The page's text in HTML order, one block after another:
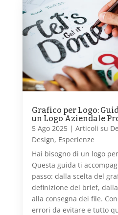
Grafico per Logo:
un Logo Aziendale
5 Ago 2025| Articoli su
Design, Esperienze
Hai bisogno di un logo
Questa guida ti
passo: dalla scelta del
definizione del brief,
alla consegna dei file.
errori da evitare e tutto